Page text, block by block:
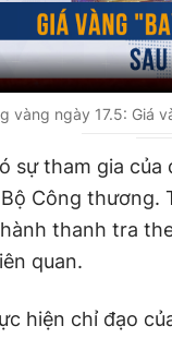
vàng ngày 17.5: Giá
sự tham gia của
Công
thanh tra
quan.
hiện chỉ đạo